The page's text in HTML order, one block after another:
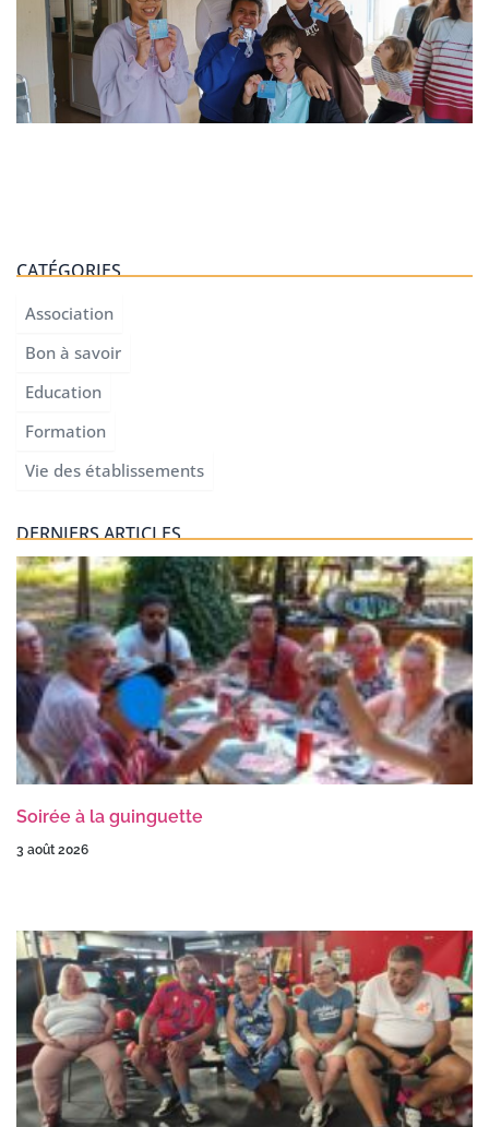
CATÉGORIES
Association
Bon à savoir
Education
Formation
Vie des établissements
DERNIERS ARTICLES
Soirée à la guinguette
3 août 2026